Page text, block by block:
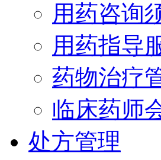
用药咨询
用药指导
药物治疗
临床药师
处方管理